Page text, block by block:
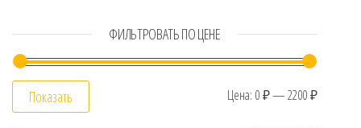
ФИЛЬТРОВАТЬ ПО ЦЕНЕ
Показать Цена: 0 ₽—2200 ₽